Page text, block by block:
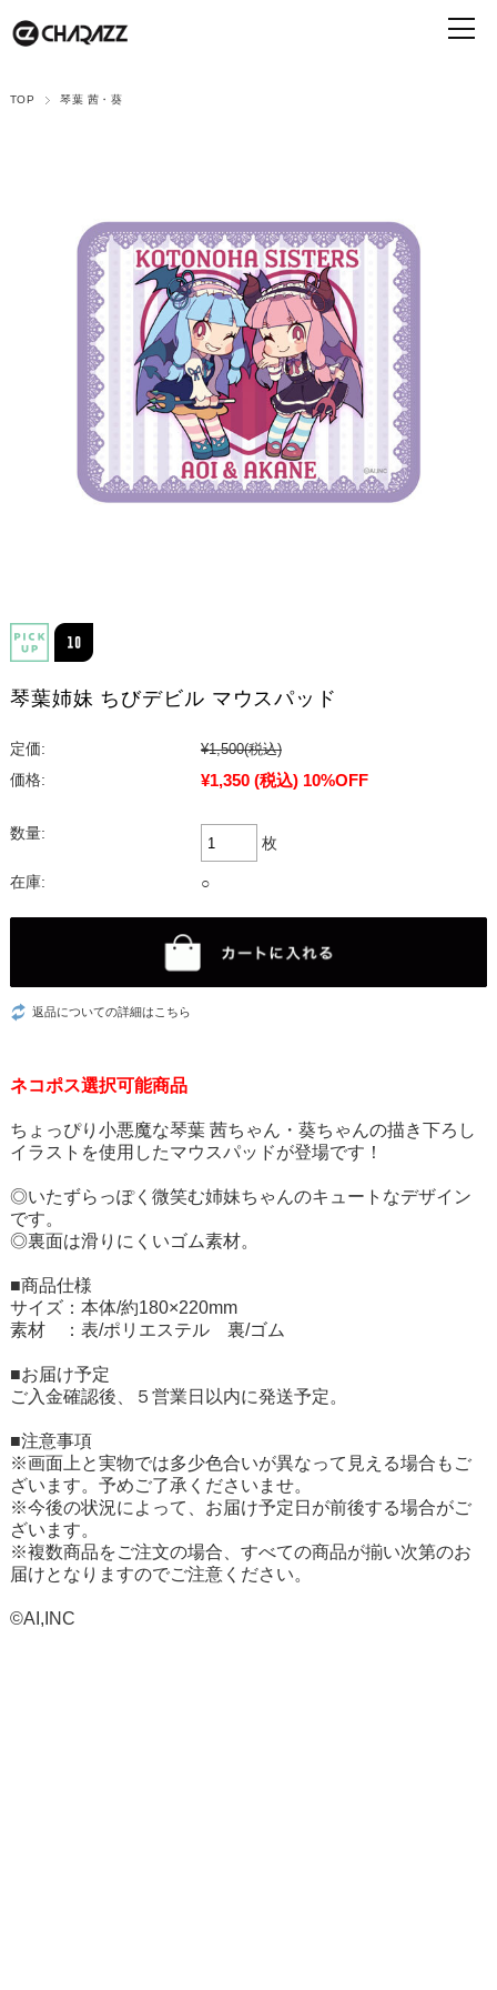
TOP 琴葉 茜・葵
琴葉姉妹 ちびデビル マウスパッド
定価: ¥1,500(税込)
価格:
¥1,350 (税込) 10%OFF
数量:
枚
在庫: ○
返品についての詳細はこちら
ネコポス選択可能商品
ちょっぴり小悪魔な琴葉 茜ちゃん・葵ちゃんの描き下ろし
イラストを使用したマウスパッドが登場です！
◎いたずらっぽく微笑む姉妹ちゃんのキュートなデザイン
です。
◎裏面は滑りにくいゴム素材。
■商品仕様
サイズ：本体/約180×220mm
素材 ：表/ポリエステル 裏/ゴム
■お届け予定
ご入金確認後、５営業日以内に発送予定。
■注意事項
※画面上と実物では多少色合いが異なって見える場合もご
ざいます。予めご了承くださいませ。
※今後の状況によって、お届け予定日が前後する場合がご
ざいます。
※複数商品をご注文の場合、すべての商品が揃い次第のお
届けとなりますのでご注意ください。
©AI,INC